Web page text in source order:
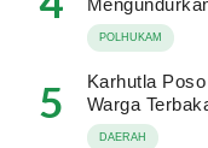
POLHUKAM
5
Karhutla
Warga
DAERAH